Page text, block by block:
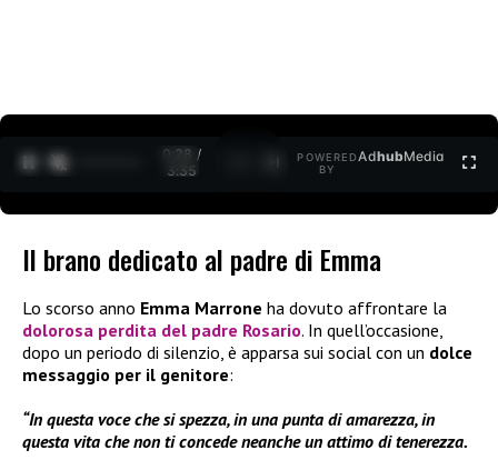
0:29 /
3:35
POWERED
BY
AdhubMedia
Il brano dedicato al padre di Emma
Lo scorso anno Emma Marrone ha dovuto affrontare la
dolorosa perdita del padre Rosario. In quell’occasione,
dopo un periodo di silenzio, è apparsa sui social con un dolce
messaggio per il genitore:
“In questa voce che si spezza, in una punta di amarezza, in
questa vita che non ti concede neanche un attimo di tenerezza.